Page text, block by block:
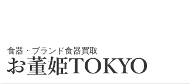
ン
ツ
へ
食器・ブランド食器買取